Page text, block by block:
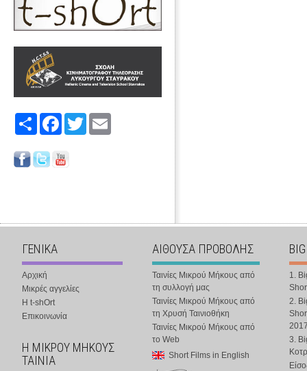
Share FacebookTwitter
ΓΕΝΙΚΑ
Αρχική
Μικρές αγγελίες
Η t-shOrt
Επικοινωνία
Η ΜΙΚΡΟΥ ΜΗΚΟΥΣ
ΤΑΙΝΙΑ
ΑΙΘΟΥΣΑ ΠΡΟΒΟΛΗΣ
Ταινίες Μικρού Μήκους από
τη συλλογή μας
Ταινίες Μικρού Μήκους από
τη Χρυσή Ταινιοθήκη
Ταινίες Μικρού Μήκους από
το Web
Short Films in English
1.
2.
3.